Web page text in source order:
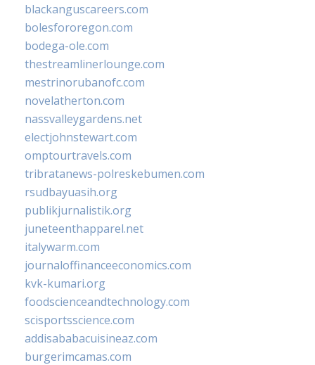
blackanguscareers.com
bolesfororegon.com
bodega-ole.com
thestreamlinerlounge.com
mestrinorubanofc.com
novelatherton.com
nassvalleygardens.net
electjohnstewart.com
omptourtravels.com
tribratanews-polreskebumen.com
rsudbayuasih.org
publikjurnalistik.org
juneteenthapparel.net
italywarm.com
journaloffinanceeconomics.com
kvk-kumari.org
foodscienceandtechnology.com
scisportsscience.com
addisababacuisineaz.com
burgerimcamas.com